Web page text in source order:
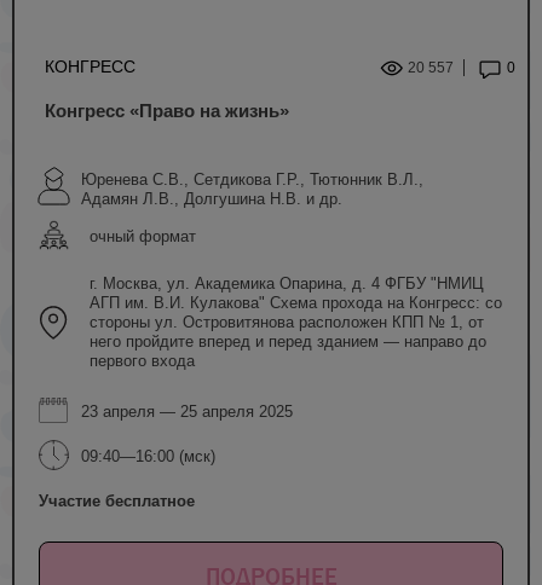
КОНГРЕСС 20 557 0
Конгресс «Право на жизнь»
Юренева С.В., Сетдикова Г.Р., Тютюнник В.Л.,
Адамян Л.В., Долгушина Н.В. и др.
очный формат
г. Москва, ул. Академика Опарина, д. 4 ФГБУ "НМИЦ
АГП им. В.И. Кулакова" Схема прохода на Конгресс: со
стороны ул. Островитянова расположен КПП № 1, от
него пройдите вперед и перед зданием — направо до
первого входа
23 апреля — 25 апреля 2025
09:40—16:00 (мск)
Участие бесплатное
ПОДРОБНЕЕ